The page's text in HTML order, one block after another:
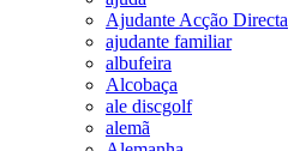
Ajudante Acção Directa
ajudante familiar
albufeira
Alcobaça
ale discgolf
alemã